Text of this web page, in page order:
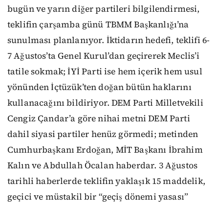
bugün ve yarın diğer partileri bilgilendirmesi,
teklifin çarşamba günü TBMM Başkanlığı’na
sunulması planlanıyor. İktidarın hedefi, teklifi 6-
7 Ağustos’ta Genel Kurul’dan geçirerek Meclis’i
tatile sokmak; İYİ Parti ise hem içerik hem usul
yönünden İçtüzük’ten doğan bütün haklarını
kullanacağını bildiriyor. DEM Parti Milletvekili
Cengiz Çandar’a göre nihai metni DEM Parti
dahil siyasi partiler henüz görmedi; metinden
Cumhurbaşkanı Erdoğan, MİT Başkanı İbrahim
Kalın ve Abdullah Öcalan haberdar. 3 Ağustos
tarihli haberlerde teklifin yaklaşık 15 maddelik,
geçici ve müstakil bir “geçiş dönemi yasası”